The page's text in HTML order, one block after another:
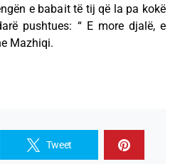
e babait të tij që la pa kokë
pushtues: “ E more djalë, e
Mazhiqi.
Tweet